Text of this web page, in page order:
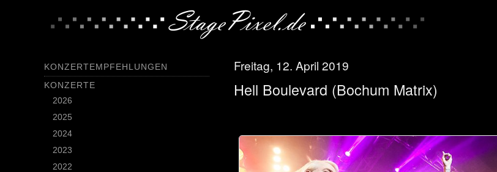
KONZERTEMPFEHLUNGEN
KONZERTE
2026
2025
2024
2023
2022
Freitag, 12. April 2019
Hell Boulevard (Bochum Matrix)